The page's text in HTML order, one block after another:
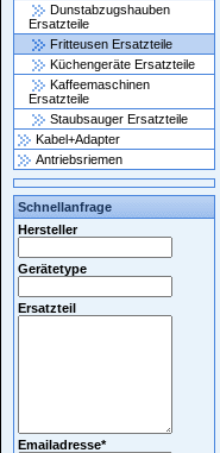
Dunstabzugshauben
Ersatzteile
Fritteusen Ersatzteile
Küchengeräte Ersatzteile
Kaffeemaschinen
Ersatzteile
Staubsauger Ersatzteile
Kabel+Adapter
Antriebsriemen
Schnellanfrage
Hersteller
Gerätetype
Ersatzteil
Emailadresse*